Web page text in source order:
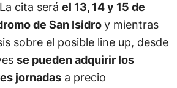
cita será el 13, 14 y 15 de
de San Isidroy mientras
sobre el posible line up, desde
se pueden adquirir los
jornadasa precio